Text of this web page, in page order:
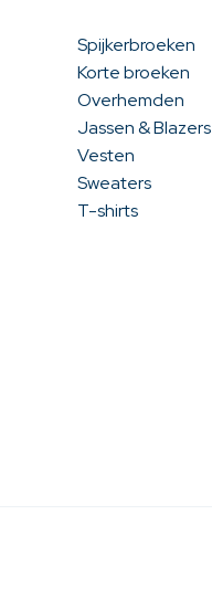
Spijkerbroeken
Korte broeken
Overhemden
Jassen & Blazers
Vesten
Sweaters
T-shirts